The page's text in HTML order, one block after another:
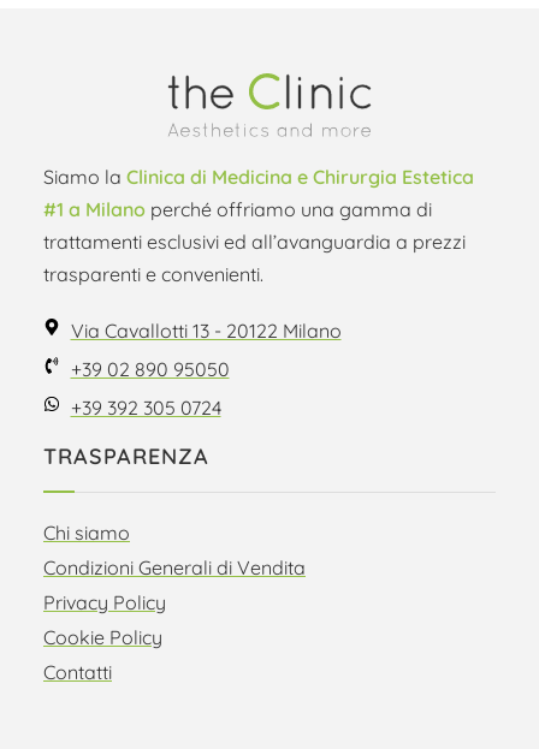
Siamo la Clinica di Medicina e Chirurgia Estetica
#1 a Milano perché offriamo una gamma di
trattamenti esclusivi ed all’avanguardia a prezzi
trasparenti e convenienti.
Via Cavallotti 13 - 20122 Milano
+39 02 890 95050
+39 392 305 0724
TRASPARENZA
Chi siamo
Condizioni Generali di Vendita
Privacy Policy
Cookie Policy
Contatti